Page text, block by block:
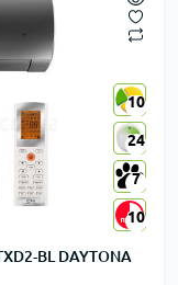
10
24
7
10
10
24
7
10
BL DAYTONA